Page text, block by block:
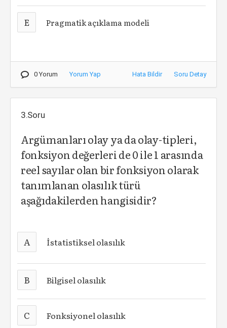
E Pragmatik açıklama modeli
0 Yorum Yorum Yap Hata Bildir Soru Detay
3.Soru
Argümanları olay ya da olay-tipleri,
fonksiyon değerleri de 0 ile 1 arasında
reel sayılar olan bir fonksiyon olarak
tanımlanan olasılık türü
aşağıdakilerden hangisidir?
A İstatistiksel olasılık
B Bilgisel olasılık
C Fonksiyonel olasılık